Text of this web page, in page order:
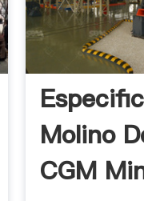
Molino
CGM